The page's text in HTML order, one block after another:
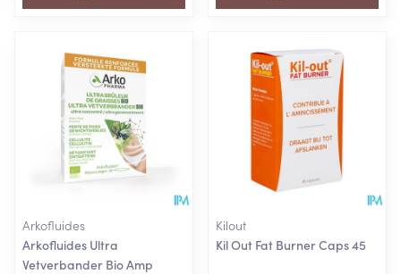
Arkofluides
Arkofluides Ultra
Vetverbander Bio Amp
Kilout
Kil Out Fat Burner Caps 45